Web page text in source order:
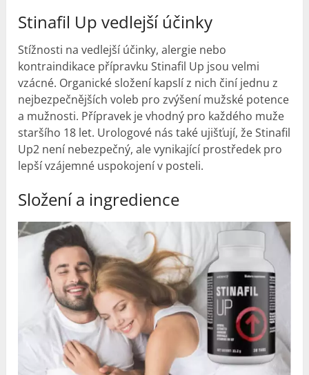
Stinafil Upvedlejší účinky
Stížnosti navedlejší účinky, alergie nebo
kontraindikace přípravku Stinafil Up jsou velmi
vzácné. Organické složení kapslí z nich činí jednu z
nejbezpečnějších voleb pro zvýšení mužské potence
a mužnosti. Přípravek je vhodný pro každého muže
staršího 18 let. Urologové nás také ujišťují, že Stinafil
Up2 není nebezpečný, ale vynikající prostředek pro
lepší vzájemné uspokojení v posteli.
Složení a ingredience